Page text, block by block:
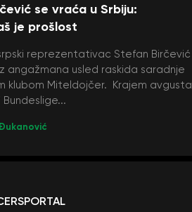
se vraća u Srbiju:
je prošlost
reprezentativac Stefan Birčević
angažmana usled raskida saradnje
klubom Miteldojčer. Krajem avgusta
Bundeslige...